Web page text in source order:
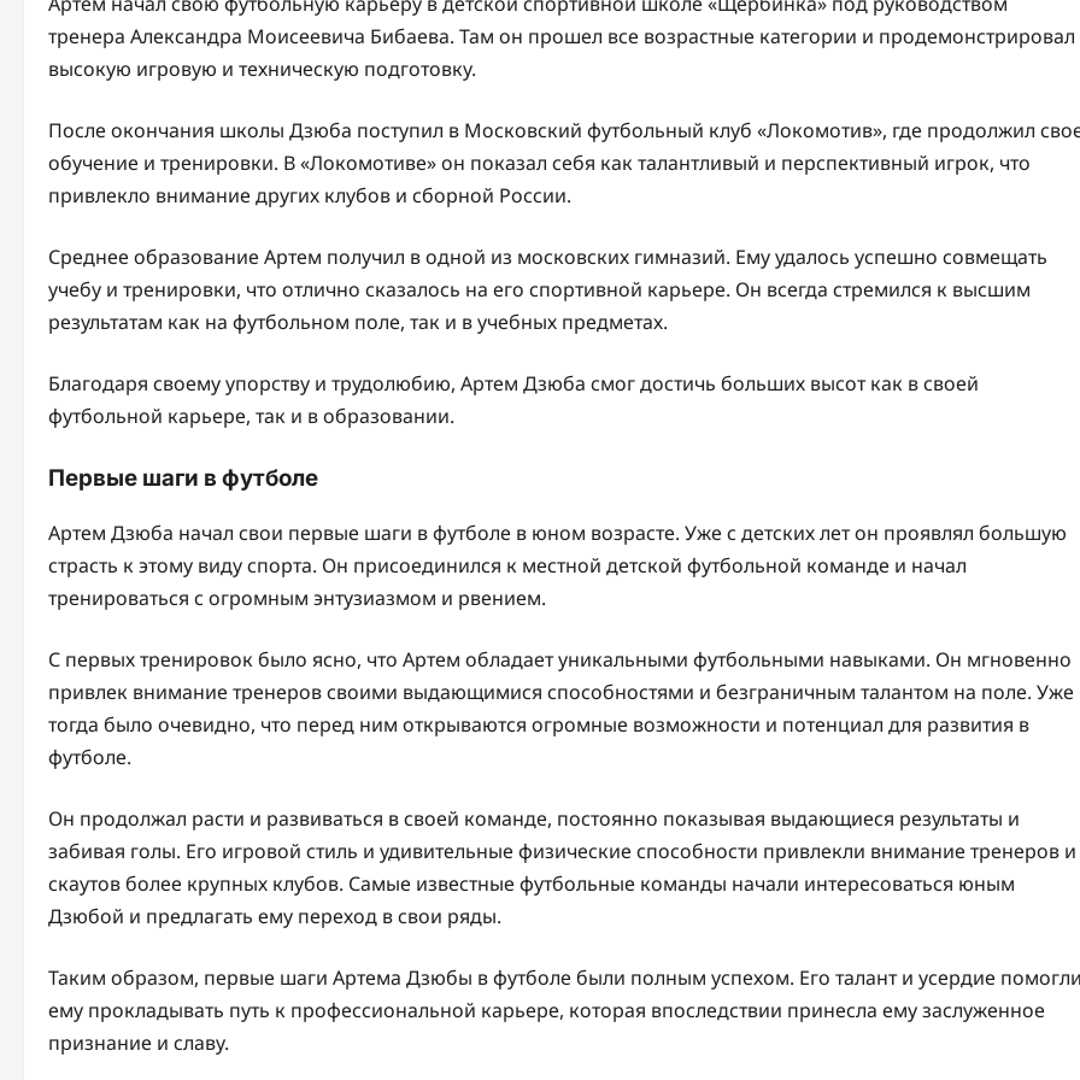
тренера Александра Моисеевича Бибаева. Там он прошел все возрастные категории и продемонстрировал
высокую игровую и техническую подготовку.
После окончания школы Дзюба поступил в Московский футбольный клуб «Локомотив», где продолжил
обучение и тренировки. В «Локомотиве» он показал себя как талантливый и перспективный игрок, что
привлекло внимание других клубов и сборной России.
Среднее образование Артем получил в одной из московских гимназий. Ему удалось успешно совмещать
учебу и тренировки, что отлично сказалось на его спортивной карьере. Он всегда стремился к высшим
результатам как на футбольном поле, так и в учебных предметах.
Благодаря своему упорству и трудолюбию, Артем Дзюба смог достичь больших высот как в своей
футбольной карьере, так и в образовании.
Первые шаги в футболе
Артем Дзюба начал свои первые шаги в футболе в юном возрасте. Уже с детских лет он проявлял большую
страсть к этому виду спорта. Он присоединился к местной детской футбольной команде и начал
тренироваться с огромным энтузиазмом и рвением.
С первых тренировок было ясно, что Артем обладает уникальными футбольными навыками. Он мгновенно
привлек внимание тренеров своими выдающимися способностями и безграничным талантом на поле. Уже
тогда было очевидно, что перед ним открываются огромные возможности и потенциал для развития в
футболе.
Он продолжал расти и развиваться в своей команде, постоянно показывая выдающиеся результаты и
забивая голы. Его игровой стиль и удивительные физические способности привлекли внимание тренеров и
скаутов более крупных клубов. Самые известные футбольные команды начали интересоваться юным
Дзюбой и предлагать ему переход в свои ряды.
Таким образом, первые шаги Артема Дзюбы в футболе были полным успехом. Его талант и усердие
ему прокладывать путь к профессиональной карьере, которая впоследствии принесла ему заслуженное
признание и славу.